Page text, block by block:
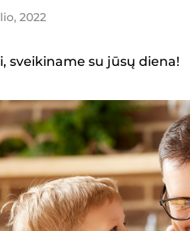
2022
sveikiname su jūsų diena!